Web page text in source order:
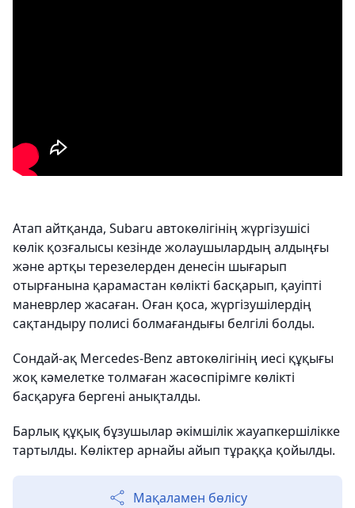
Атап айтқанда, Subaru автокөлігінің жүргізушісі
көлік қозғалысы кезінде жолаушылардың алдыңғы
және артқы терезелерден денесін шығарып
отырғанына қарамастан көлікті басқарып, қауіпті
маневрлер жасаған. Оған қоса, жүргізушілердің
сақтандыру полисі болмағандығы белгілі болды.
Сондай-ақ Mercedes-Benz автокөлігінің иесі құқығы
жоқ кәмелетке толмаған жасөспірімге көлікті
басқаруға бергені анықталды.
Барлық құқық бұзушылар әкімшілік жауапкершілікке
тартылды. Көліктер арнайы айып тұраққа қойылды.
Мақаламен бөлісу